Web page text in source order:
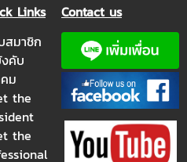
Links
สมาชิก
คับ
ม
the
the
Contact us